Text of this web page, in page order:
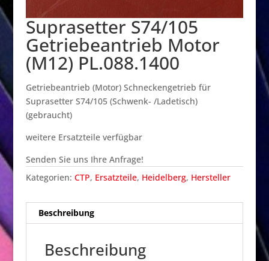
Suprasetter S74/105
Getriebeantrieb Motor
(M12) PL.088.1400
Getriebeantrieb (Motor) Schneckengetrieb für
Suprasetter S74/105 (Schwenk- /Ladetisch)
(gebraucht)
weitere Ersatzteile verfügbar
Senden Sie uns Ihre Anfrage!
Kategorien: CTP, Ersatzteile, Heidelberg, Hersteller
Beschreibung
Beschreibung